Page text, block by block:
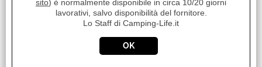
sito) è normalmente disponibile in circa 10/20 giorni
lavorativi, salvo disponibilità del fornitore.
Lo Staff di Camping-Life.it